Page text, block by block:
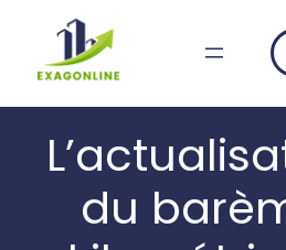
content
du